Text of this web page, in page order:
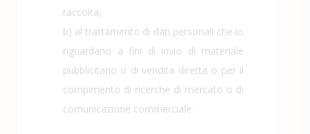
raccolta;
b) al trattamento di dati personali che lo
riguardano a fini di invio di materiale
pubblicitario o di vendita diretta o per il
compimento di ricerche di mercato o di
comunicazione commerciale.